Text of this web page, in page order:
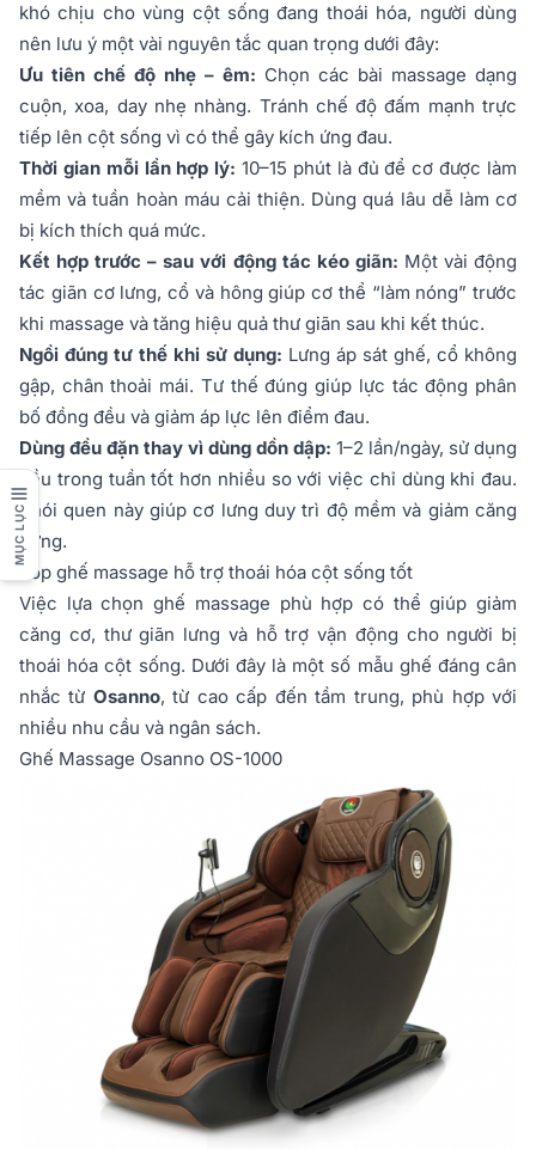
khó chịu cho vùng cột sống đang thoái hóa, người dùng
nên lưu ý một vài nguyên tắc quan trọng dưới đây:
Ưu tiên chế độ nhẹ – êm: Chọn các bài massage dạng
cuộn, xoa, day nhẹ nhàng. Tránh chế độ đấm mạnh trực
tiếp lên cột sống vì có thể gây kích ứng đau.
Thời gian mỗi lần hợp lý: 10–15 phút là đủ để cơ được làm
mềm và tuần hoàn máu cải thiện. Dùng quá lâu dễ làm cơ
bị kích thích quá mức.
Kết hợp trước – sau với động tác kéo giãn: Một vài động
tác giãn cơ lưng, cổ và hông giúp cơ thể “làm nóng” trước
khi massage và tăng hiệu quả thư giãn sau khi kết thúc.
Ngồi đúng tư thế khi sử dụng: Lưng áp sát ghế, cổ không
gập, chân thoải mái. Tư thế đúng giúp lực tác động phân
bố đồng đều và giảm áp lực lên điểm đau.
Dùng đều đặn thay vì dùng dồn dập: 1–2 lần/ngày, sử dụng
đều trong tuần tốt hơn nhiều so với việc chỉ dùng khi đau.
Thói quen này giúp cơ lưng duy trì độ mềm và giảm căng
cứng.
Top ghế massage hỗ trợ thoái hóa cột sống tốt
Việc lựa chọn ghế massage phù hợp có thể giúp giảm
căng cơ, thư giãn lưng và hỗ trợ vận động cho người bị
thoái hóa cột sống. Dưới đây là một số mẫu ghế đáng cân
nhắc từ Osanno, từ cao cấp đến tầm trung, phù hợp với
nhiều nhu cầu và ngân sách.
Ghế Massage Osanno OS-1000
MỤC LỤC